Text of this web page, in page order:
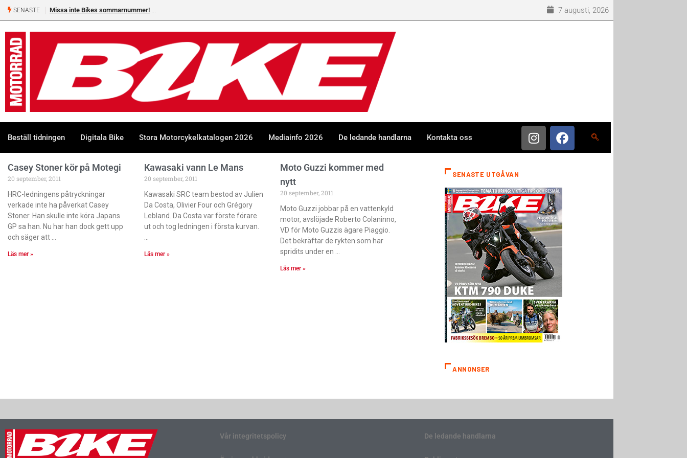
SENASTE Missa inte Bikes sommarnummer! 7 augusti, 2026
Beställ tidningen Digitala Bike Stora Motorcykelkatalogen 2026 Mediainfo 2026 De ledande handlarna Kontakta oss
Casey Stoner kör på Motegi
20 september, 2011
HRC-ledningens påtryckningar
verkade inte ha påverkat Casey
Stoner. Han skulle inte köra Japans
GP sa han. Nu har han dock gett upp
och säger att
Läs mer »
Kawasaki vann Le Mans
20 september, 2011
Kawasaki SRC team bestod av Julien
Da Costa, Olivier Four och Grégory
Lebland. Da Costa var förste förare
ut och tog ledningen i första kurvan.
Läs mer »
Moto Guzzi kommer med
nytt
20 september, 2011
Moto Guzzi jobbar på en vattenkyld
motor, avslöjade Roberto Colaninno,
VD för Moto Guzzis ägare Piaggio.
Det bekräftar de rykten som har
spridits under en
Läs mer »
SENASTE UTGÅVAN
ANNONSER
Vår integritetspolicy De ledande handlarna